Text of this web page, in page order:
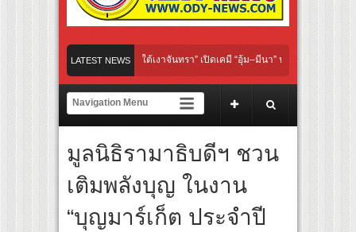
LATEST NEWS
“Under Her Rules ใต้เงาจันทรา” เปิดเคมี “อุ้ม–มีนา” ประกบคู่ครั้งสำคัญ ชวนแฟน
“เลิกอาย เลิกเงียบ เลิกชะล่าใจ” เรื่อง HPV ในแคมเปญ “HPV ไม่เป็นไร…ไม่ได้”
ยงเชียร์ สู่ทีมชาติไทย ชวนแฟนลูกยางใกล้ชิดนักตบสาวทีมชาติไทย 15 ส.ค.นี้
ผนังระดับโลก “ปู่ม่านย่าม่าน” เรียนรู้นวัตกรรมผักเชียงดาใน “หอมแผ่นดินฯ”
ร์มยักษ์ ‘คุณยายวรนาฏ’ (INHERIT) เตรียมคายตะขาบหนังไทยในรอบปฐมทัศน์โลก
สุดชีวิต โกนหัวรับบทแม่ชี นำทีมนักแสดงประชันความสยอง!
“Under Her Rules ใต้เงาจันทรา” เปิดเคมี “อุ้ม–มีนา” ประกบคู่ครั้งสำคัญ ชวนแฟน
มูลนิธิรามาธิบดีฯ ชวน
เติมพลังบุญ ในงาน
“บุญมาร์เก็ต ประจำปี